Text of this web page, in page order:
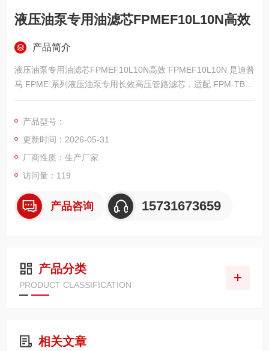
液压油泵专用油滤芯FPMEF10L10N高效
产品简介
液压油泵专用油滤芯FPMEF10L10N高效 FPMEF10L10N 是迪普
马 FPME 系列液压油泵专用长效高压管路滤芯，适配 FPM-TB10
0 中压管路过滤器，10μm 绝对过滤精度，L 加长折叠长效结构、
向，额定工作压力 210bar，抗破裂压差 20bar，适配 - 10℃~11
0℃常规矿物液压油。
产品型号：
更新时间：2026-05-31
厂商性质：生产厂家
访问量：119
产品咨询 15731673659
产品分类
PRODUCT CLASSIFICATION
相关文章